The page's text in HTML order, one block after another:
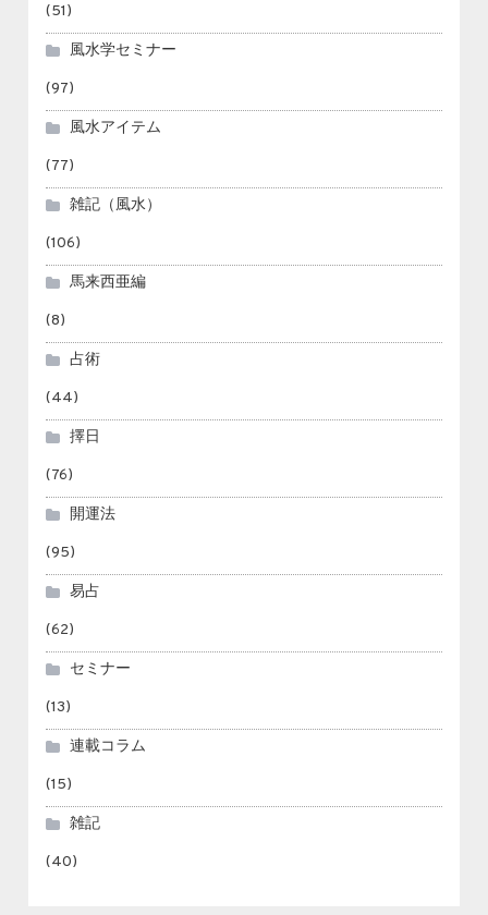
(51)
風水学セミナー
(97)
風水アイテム
(77)
雑記（風水）
(106)
馬来西亜編
(8)
占術
(44)
擇日
(76)
開運法
(95)
易占
(62)
セミナー
(13)
連載コラム
(15)
雑記
(40)